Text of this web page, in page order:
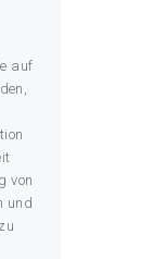
auf
von
und